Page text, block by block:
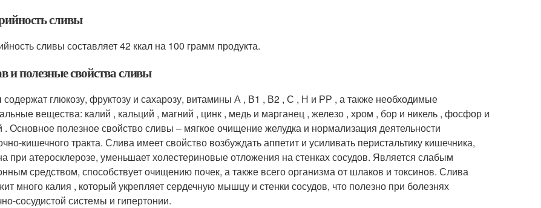
сливы
сливы составляет 42 ккал на 100 грамм продукта.
и полезные свойства сливы
глюкозу, фруктозу и сахарозу, витамины А , В1 , В2 , С , Н и РР , а также необходимые
вещества: калий , кальций , магний , цинк , медь и марганец , железо , хром , бор и никель , фосфор и
. Основное полезное свойство сливы – мягкое очищение желудка и нормализация деятельности
кишечного тракта. Слива имеет свойство возбуждать аппетит и усиливать перистальтику кишечника,
при атеросклерозе, уменьшает холестериновые отложения на стенках сосудов. Является слабым
средством, способствует очищению почек, а также всего организма от шлаков и токсинов. Слива
много калия , который укрепляет сердечную мышцу и стенки сосудов, что полезно при болезнях
сосудистой системы и гипертонии.